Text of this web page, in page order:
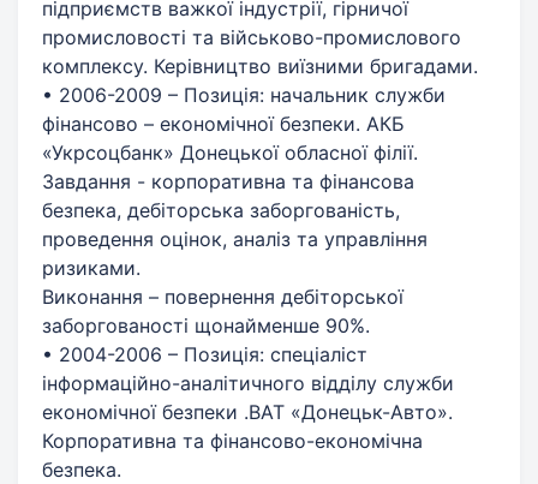
підприємств важкої індустрії, гірничої
промисловості та військово-промислового
комплексу. Керівництво виїзними бригадами.
• 2006-2009 – Позиція: начальник служби
фінансово – економічної безпеки. АКБ
«Укрсоцбанк» Донецької обласної філії.
Завдання - корпоративна та фінансова
безпека, дебіторська заборгованість,
проведення оцінок, аналіз та управління
ризиками.
Виконання – повернення дебіторської
заборгованості щонайменше 90%.
• 2004-2006 – Позиція: спеціаліст
інформаційно-аналітичного відділу служби
економічної безпеки .ВАТ «Донецьк-Авто».
Корпоративна та фінансово-економічна
безпека.